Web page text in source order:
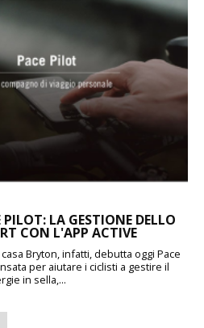
LA GESTIONE DELLO
CON L'APP ACTIVE
Bryton, infatti, debutta oggi Pace
per aiutare i ciclisti a gestire il
in sella,...